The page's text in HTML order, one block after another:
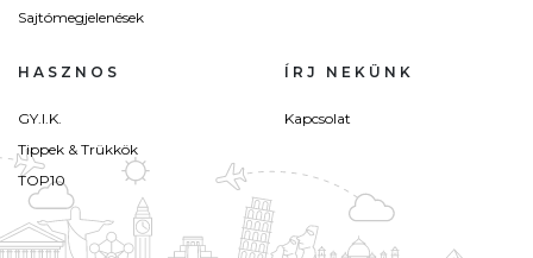
Sajtómegjelenések
HASZNOS
GY.I.K.
Tippek & Trükkök
TOP10
ÍRJ NEKÜNK
Kapcsolat